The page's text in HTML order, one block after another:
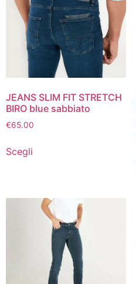
JEANS SLIM FIT STRETCH
BIRO blue sabbiato
€65.00
Scegli